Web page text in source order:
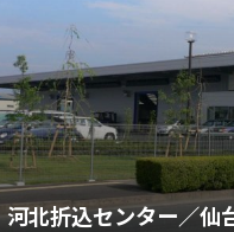
河北折込センター／仙